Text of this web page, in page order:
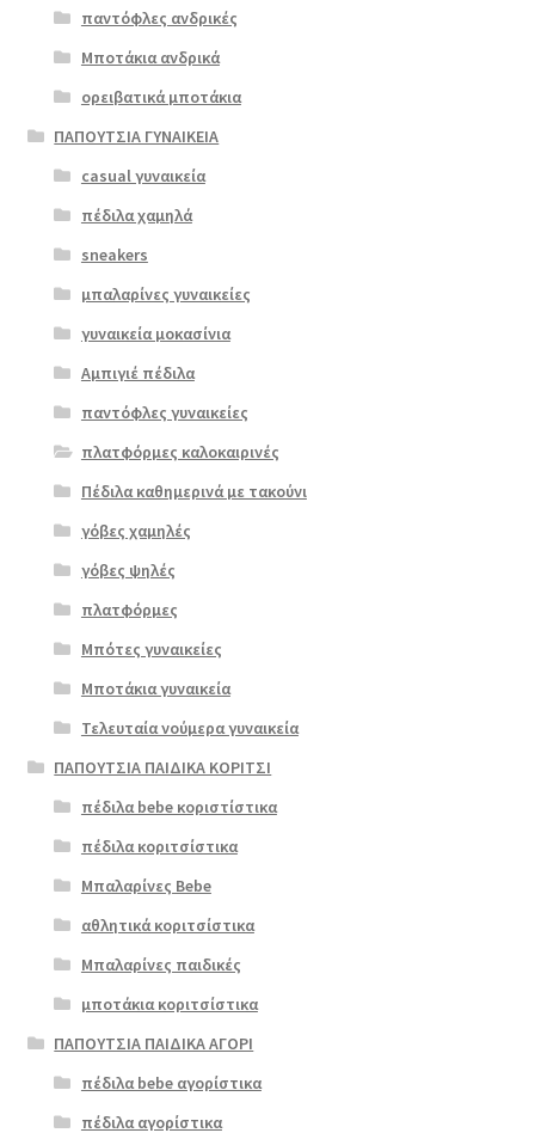
€79.00. είναι:
€63.00.
Επιλο
σελίδα
προϊόντος
παντόφλες ανδρικές
Μποτάκια ανδρικά
ορειβατικά μποτάκια
ΠΑΠΟΥΤΣΙΑ ΓΥΝΑΙΚΕΙΑ
casual γυναικεία
πέδιλα χαμηλά
sneakers
μπαλαρίνες γυναικείες
γυναικεία μοκασίνια
Αμπιγιέ πέδιλα
παντόφλες γυναικείες
πλατφόρμες καλοκαιρινές
Πέδιλα καθημερινά με τακούνι
γόβες χαμηλές
γόβες ψηλές
πλατφόρμες
Μπότες γυναικείες
Μποτάκια γυναικεία
Τελευταία νούμερα γυναικεία
ΠΑΠΟΥΤΣΙΑ ΠΑΙΔΙΚΑ ΚΟΡΙΤΣΙ
πέδιλα bebe κοριστίστικα
πέδιλα κοριτσίστικα
Μπαλαρίνες Bebe
αθλητικά κοριτσίστικα
Μπαλαρίνες παιδικές
μποτάκια κοριτσίστικα
ΠΑΠΟΥΤΣΙΑ ΠΑΙΔΙΚΑ ΑΓΟΡΙ
πέδιλα bebe αγορίστικα
πέδιλα αγορίστικα